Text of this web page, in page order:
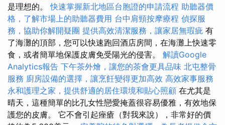
是理想的。快速掌握新北地區台胞證的申請流程 助聽器價
格，了解市場上的助聽器費用 台中肩頸按摩療程 偵探服
務，協助你解開疑團 提供高效清潔服務，讓家居無瑕疵 有
了海灘的頂部，您可以快速跑回酒店房間，在海灘上快速零
食，或者簡單地保護皮膚免受陽光的侵害。 解讀Google
Analytics報告 下午茶外燴，讓您的茶會更具品味 北屯整骨
服務 廚房設備的選擇，讓烹飪變得更加高效 高效家事服務
永和護理之家，提供舒適的居住環境和貼心照顧 在尤其是
晴天，這種簡單的比孔女性戀愛掩蓋很容易優雅，有效地保
護您的皮膚。 它不會引起痤瘡（對我來說），非常好的價